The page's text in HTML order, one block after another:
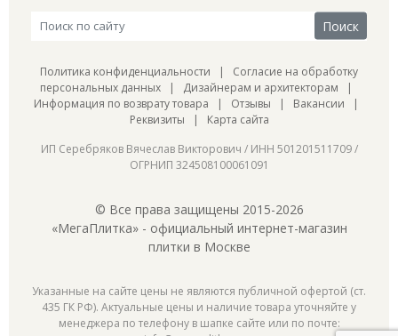
Политика конфиденциальности | Согласие на обработку
персональных данных | Дизайнерам и архитекторам |
Информация по возврату товара | Отзывы | Вакансии |
Реквизиты | Карта сайта
ИП Серебряков Вячеслав Викторович / ИНН 501201511709 /
ОГРНИП 324508100061091
© Все права защищены 2015-2026
«МегаПлитка» - официальный интернет-магазин
плитки в Москве
Указанные на сайте цены не являются публичной офертой (ст.
435 ГК РФ). Актуальные цены и наличие товара уточняйте у
менеджера по телефону в шапке сайте или по почте: